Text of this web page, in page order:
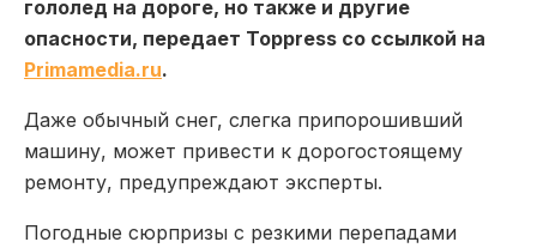
гололед на дороге, но также и другие
опасности, передает Toppress со ссылкой на
Рrimamedia.ru.
Даже обычный снег, слегка припорошивший
машину, может привести к дорогостоящему
ремонту, предупреждают эксперты.
Погодные сюрпризы с резкими перепадами